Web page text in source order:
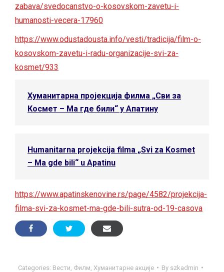
zabava/svedocanstvo-o-kosovskom-zavetu-i-
humanosti-vecera-17960
https://www.odustadousta.info/vesti/tradicija/film-o-
kosovskom-zavetu-i-radu-organizacije-svi-za-
kosmet/933
Хуманитарна пројекција филма „Сви за
Космет – Ма где били“ у Апатину
Humanitarna projekcija filma „Svi za Kosmet
– Ma gde bili“ u Apatinu
https://www.apatinskenovine.rs/page/4582/projekcija-
filma-svi-za-kosmet-ma-gde-bili-sutra-od-19-casova
Categories: Вести Филм Хуманитарне акције By szkadmin